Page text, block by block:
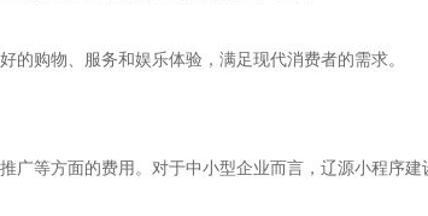
购物、服务和娱乐体验，满足现代消费者的需求。
等方面的费用。对于中小型企业而言，辽源小程序建